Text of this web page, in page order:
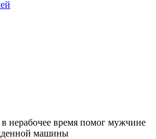
в нерабочее время помог мужчине
машины